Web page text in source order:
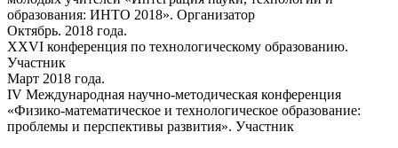
образования: ИНТО 2018». Организатор
Октябрь. 2018 года.
XXVI конференция по технологическому образованию.
Участник
Март 2018 года.
IV Международная научно-методическая конференция
«Физико-математическое и технологическое образование:
проблемы и перспективы развития». Участник